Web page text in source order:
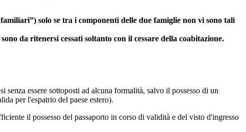
solo se tra i componenti delle due famiglie non vi sono tali
da ritenersi cessati soltanto con il cessare della coabitazione.
essere sottoposti ad alcuna formalità, salvo il possesso di un
per l'espatrio del paese estero).
il possesso del passaporto in corso di validità e del visto d'ingresso